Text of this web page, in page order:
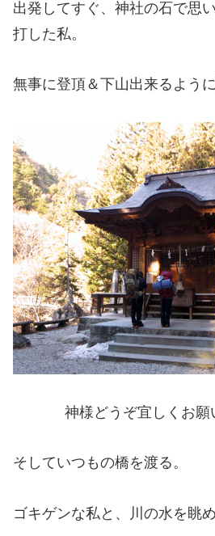
出発してすぐ、神社の石で思
打した私。
無事に登頂＆下山出来るよう
神様どうぞ宜しくお願
そしていつもの橋を渡る。
ゴキゲンな私と、川の水を眺